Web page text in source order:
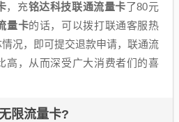
，充铭达科技联通流量卡了80元
量卡的话，可以拨打联通客服热
况，即可提交退款申请，联通流
高，从而深受广大消费者们的喜
限流量卡?